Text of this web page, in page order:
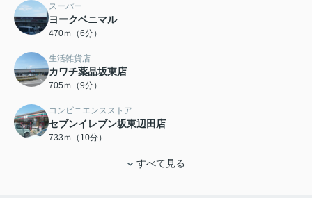
スーパー
ヨークベニマル
470ｍ（6分）
生活雑貨店
カワチ薬品坂東店
705ｍ（9分）
コンビニエンスストア
セブンイレブン坂東辺田店
733ｍ（10分）
すべて見る